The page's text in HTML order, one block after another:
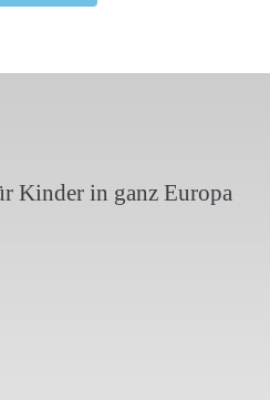
Kinder in ganz Europa